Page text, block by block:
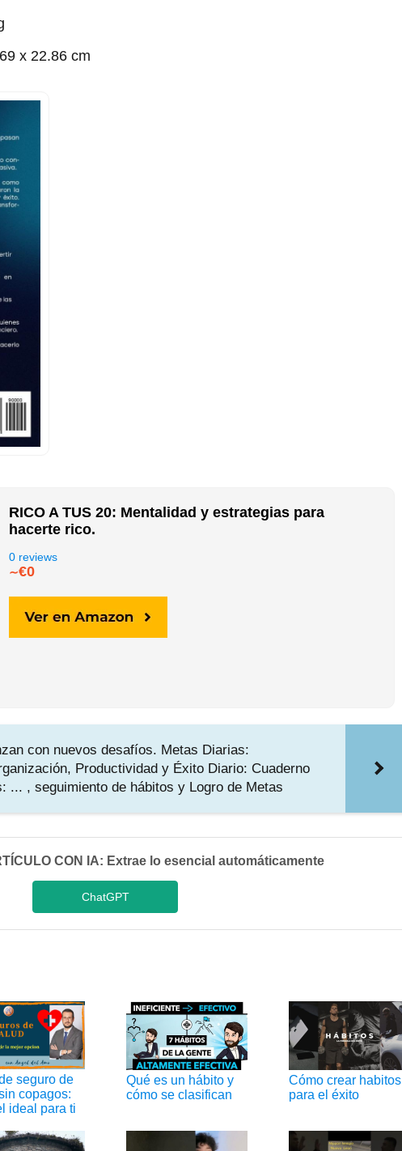
g
x 0.69 x 22.86 cm
RICO A TUS 20: Mentalidad y estrategias para
hacerte rico.
0 reviews
∼€0
con nuevos desafíos. Metas Diarias:
Productividad y Éxito Diario: Cuaderno
... , seguimiento de hábitos y Logro de Metas
CON IA: Extrae lo esencial automáticamente
ChatGPT
seguro de
copagos:
ideal para ti
Qué es un hábito y
cómo se clasifican
Cómo crear habitos
para el éxito